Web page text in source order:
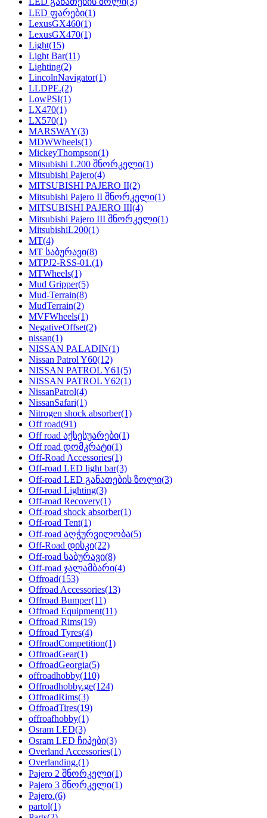
LED ფარები(1)
LexusGX460(1)
LexusGX470(1)
Light(15)
Light Bar(11)
Lighting(2)
LincolnNavigator(1)
LLDPE.(2)
LowPSI(1)
LX470(1)
LX570(1)
MARSWAY(3)
MDWWheels(1)
MickeyThompson(1)
Mitsubishi L200 შნორკელი(1)
Mitsubishi Pajero(4)
MITSUBISHI PAJERO II(2)
Mitsubishi Pajero II შნორკელი(1)
MITSUBISHI PAJERO III(4)
Mitsubishi Pajero III შნორკელი(1)
MitsubishiL200(1)
MT(4)
MT საბურავი(8)
MTPJ2-RSS-01.(1)
MTWheels(1)
Mud Gripper(5)
Mud-Terrain(8)
MudTerrain(2)
MVFWheels(1)
NegativeOffset(2)
nissan(1)
NISSAN PALADIN(1)
Nissan Patrol Y60(12)
NISSAN PATROL Y61(5)
NISSAN PATROL Y62(1)
NissanPatrol(4)
NissanSafari(1)
Nitrogen shock absorber(1)
Off road(91)
Off road აქსესუარები(1)
Off road დომკრატი(1)
Off-Road Accessories(1)
Off-road LED light bar(3)
Off-road LED განათების ზოლი(3)
Off-road Lighting(3)
Off-road Recovery(1)
Off-road shock absorber(1)
Off-road Tent(1)
Off-road აღჭურვილობა(5)
Off-Road დისკი(22)
Off-road საბურავი(8)
Off-road ჯალამბარი(4)
Offroad(153)
Offroad Accessories(13)
Offroad Bumper(11)
Offroad Equipment(11)
Offroad Rims(19)
Offroad Tyres(4)
OffroadCompetition(1)
OffroadGear(1)
OffroadGeorgia(5)
offroadhobby(110)
Offroadhobby.ge(124)
OffroadRims(3)
OffroadTires(19)
offroafhobby(1)
Osram LED(3)
Osram LED ჩიპები(3)
Overland Accessories(1)
Overlanding.(1)
Pajero 2 შნორკელი(1)
Pajero 3 შნორკელი(1)
Pajero.(6)
partol(1)